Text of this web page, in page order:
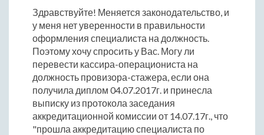
Здравствуйте! Меняется законодательство, и
у меня нет уверенности в правильности
оформления специалиста на должность.
Поэтому хочу спросить у Вас. Могу ли
перевести кассира-операциониста на
должность провизора-стажера, если она
получила диплом 04.07.2017г. и принесла
выписку из протокола заседания
аккредитационной комиссии от 14.07.17г., что
"прошла аккредитацию специалиста по